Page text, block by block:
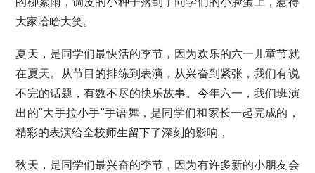
大家哈哈大笑。
夏天，是同学们最快活的季节，因为欢乐的六一儿童节就
在夏天。从节目的排练到表演，从兴奋到紧张，我们有说
不完的话题，有数不尽的快乐故事。今年六一，我们班演
出的"大手拉小手"手语舞，是同学们和家长一起完成的，
精彩的表演给全校师生留下了深刻的影响，
秋天，是同学们最兴奋的季节，因为有许多新的小朋友会